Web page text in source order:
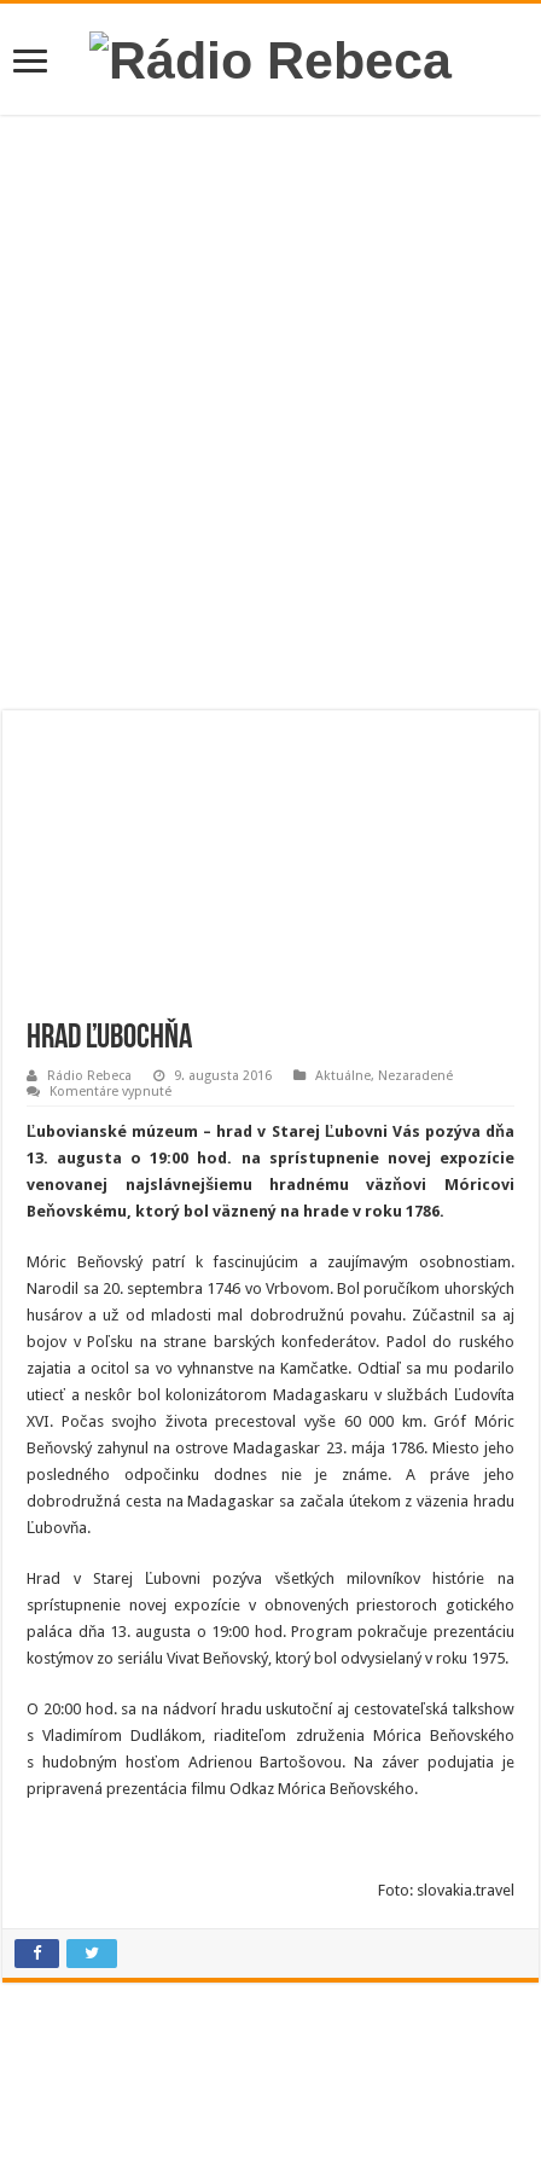
Hrad Ľubochňa
Rádio Rebeca 9. augusta 2016 Aktuálne, Nezaradené
Komentáre vypnuténa
Ľubochňa
Ľubovianské múzeum – hrad v Starej Ľubovni Vás pozýva dňa
13. augusta o 19:00 hod. na sprístupnenie novej expozície
venovanej najslávnejšiemu hradnému väzňovi Móricovi
Beňovskému, ktorý bol väznený na hrade v roku 1786.
Móric Beňovský patrí k fascinujúcim a zaujímavým osobnostiam.
Narodil sa 20. septembra 1746 vo Vrbovom. Bol poručíkom uhorských
husárov a už od mladosti mal dobrodružnú povahu. Zúčastnil sa aj
bojov v Poľsku na strane barských konfederátov. Padol do ruského
zajatia a ocitol sa vo vyhnanstve na Kamčatke. Odtiaľ sa mu podarilo
utiecť a neskôr bol kolonizátorom Madagaskaru v službách Ľudovíta
XVI. Počas svojho života precestoval vyše 60 000 km. Gróf Móric
Beňovský zahynul na ostrove Madagaskar 23. mája 1786. Miesto jeho
posledného odpočinku dodnes nie je známe. A práve jeho
dobrodružná cesta na Madagaskar sa začala útekom z väzenia hradu
Ľubovňa.
Hrad v Starej Ľubovni pozýva všetkých milovníkov histórie na
sprístupnenie novej expozície v obnovených priestoroch gotického
paláca dňa 13. augusta o 19:00 hod. Program pokračuje prezentáciu
kostýmov zo seriálu Vivat Beňovský, ktorý bol odvysielaný v roku 1975.
O 20:00 hod. sa na nádvorí hradu uskutoční aj cestovateľská talkshow
s Vladimírom Dudlákom, riaditeľom združenia Mórica Beňovského
s hudobným hosťom Adrienou Bartošovou. Na záver podujatia je
pripravená prezentácia filmu Odkaz Mórica Beňovského.
Foto: slovakia.travel